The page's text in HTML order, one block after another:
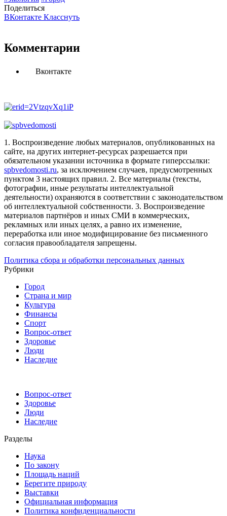
Поделиться
ВКонтакте Класснуть
Комментарии
Вконтакте
1. Воспроизведение любых материалов, опубликованных на
сайте, на других интернет-ресурсах разрешается при
обязательном указании источника в формате гиперссылки:
spbvedomosti.ru, за исключением случаев, предусмотренных
пунктом 3 настоящих правил. 2. Все материалы (тексты,
фотографии, иные результаты интеллектуальной
деятельности) охраняются в соответствии с законодательством
об интеллектуальной собственности. 3. Воспроизведение
материалов партнёров и иных СМИ в коммерческих,
рекламных или иных целях, а равно их изменение,
переработка или иное модифицирование без письменного
согласия правообладателя запрещены.
Политика сбора и обработки персональных данных
Рубрики
Город
Страна и мир
Культура
Финансы
Спорт
Вопрос-ответ
Здоровье
Люди
Наследие
Вопрос-ответ
Здоровье
Люди
Наследие
Разделы
Наука
По закону
Площадь наций
Берегите природу
Выставки
Официальная информация
Политика конфиденциальности